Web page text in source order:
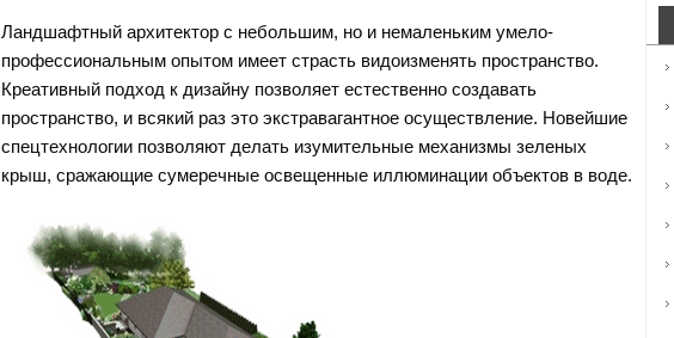
Ландшафтный архитектор с небольшим, но и немаленьким умело-
профессиональным опытом имеет страсть видоизменять пространство.
Креативный подход к дизайну позволяет естественно создавать
пространство, и всякий раз это экстравагантное осуществление. Новейшие
спецтехнологии позволяют делать изумительные механизмы зеленых
крыш, сражающие сумеречные освещенные иллюминации объектов в воде.